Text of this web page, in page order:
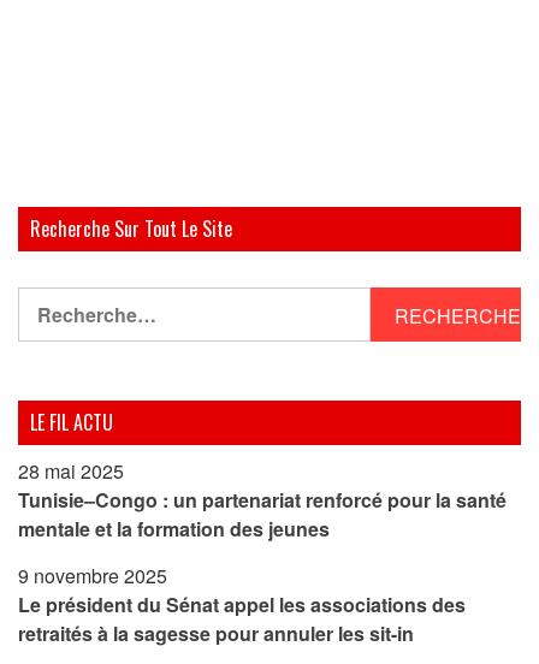
Recherche Sur Tout Le Site
LE FIL ACTU
28 mai 2025
Tunisie–Congo : un partenariat renforcé pour la santé
mentale et la formation des jeunes
9 novembre 2025
Le président du Sénat appel les associations des
retraités à la sagesse pour annuler les sit-in